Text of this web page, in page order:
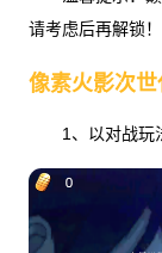
请考虑后再解锁！
像素火影次
1、以对战玩